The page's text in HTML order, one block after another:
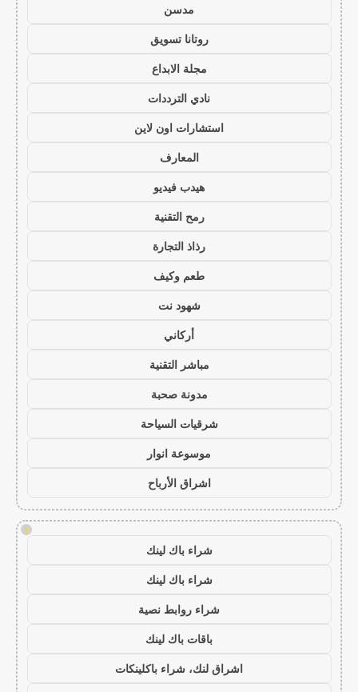
مدسن
روتانا تسويق
مجلة الابداع
نادي الترددات
استشارات اون لاين
المعارف
هيدب فيديو
رمح التقنية
رذاذ التجارة
طعم وكيف
شهود نت
أركاني
مباشر التقنية
مدونة صحبة
شرقيات السياحة
موسوعة انوار
اشراق الأرباح
!
شراء باك لينك
شراء باك لينك
شراء روابط نصية
باقات باك لينك
اشراق لنك، شراء باكلينكات